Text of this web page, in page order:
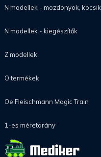
N modellek - mozdonyok, kocsik
N modellek - kiegészítők
Z modellek
O termékek
Oe Fleischmann Magic Train
1-es méretarány